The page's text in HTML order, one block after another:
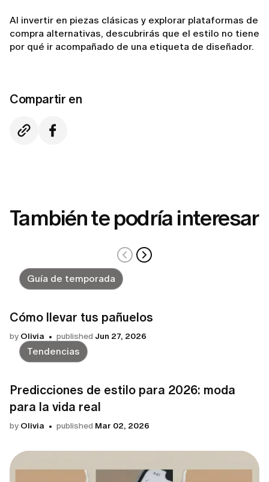
Al invertir en piezas clásicas y explorar plataformas de
compra alternativas, descubrirás que el estilo no tiene
por qué ir acompañado de una etiqueta de diseñador.
Compartir en
También te podría interesar
Guía de temporada
Cómo llevar tus pañuelos
by Olivia published Jun 27, 2026
Tendencias
Predicciones de estilo para 2026: moda
para la vida real
by Olivia published Mar 02, 2026